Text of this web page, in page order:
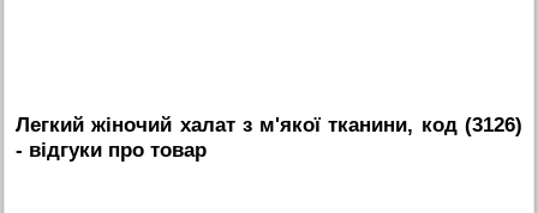
Легкий жіночий халат з м'якої тканини, код (3126)
- вiдгуки про товар